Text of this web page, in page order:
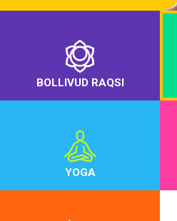
BOLLIVUD RAQSI
YOGA